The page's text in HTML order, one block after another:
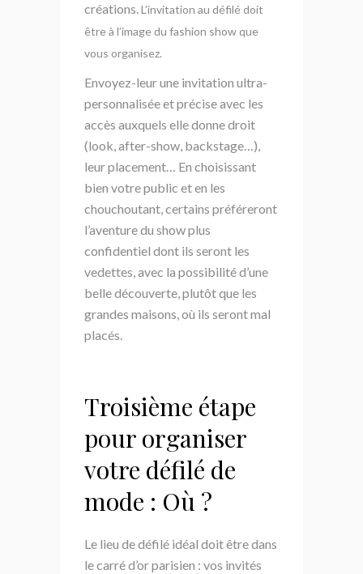
créations.L’invitation au défilé doit
être à l’image du fashion show que
vous organisez.
Envoyez-leur une invitation ultra-
personnalisée et précise avec les
accès auxquels elle donne droit
(look, after-show, backstage…),
leur placement… En choisissant
bien votre public et en les
chouchoutant, certains préféreront
l’aventure du show plus
confidentiel dont ils seront les
vedettes, avec la possibilité d’une
belle découverte, plutôt que les
grandes maisons, où ils seront mal
placés.
Troisième étape
pour organiser
votre défilé de
mode : Où ?
Le lieu de défilé idéal doit être dans
le carré d’or parisien : vos invités